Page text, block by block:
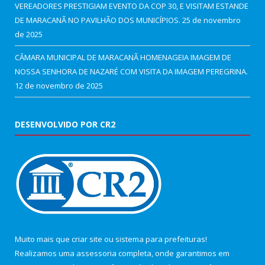
VEREADORES PRESTIGIAM EVENTO DA COP 30, E VISITAM ESTANDE
DE MARACANÃ NO PAVILHÃO DOS MUNICÍPIOS. 25 de novembro
de 2025
CÂMARA MUNICIPAL DE MARACANÃ HOMENAGEIA IMAGEM DE
NOSSA SENHORA DE NAZARÉ COM VISITA DA IMAGEM PEREGRINA.
12 de novembro de 2025
DESENVOLVIDO POR CR2
Muito mais que criar site ou sistema para prefeituras!
Realizamos uma assessoria completa, onde garantimos em